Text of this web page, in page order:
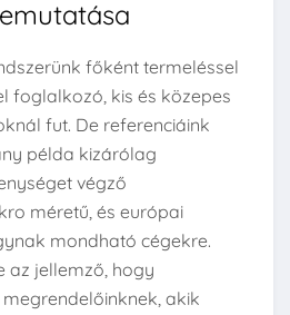
főként termeléssel
foglalkozó, kis és közepes
fut. De referenciáink
példa kizárólag
végző
méretű, és európai
mondható cégekre.
az jellemző, hogy
akik